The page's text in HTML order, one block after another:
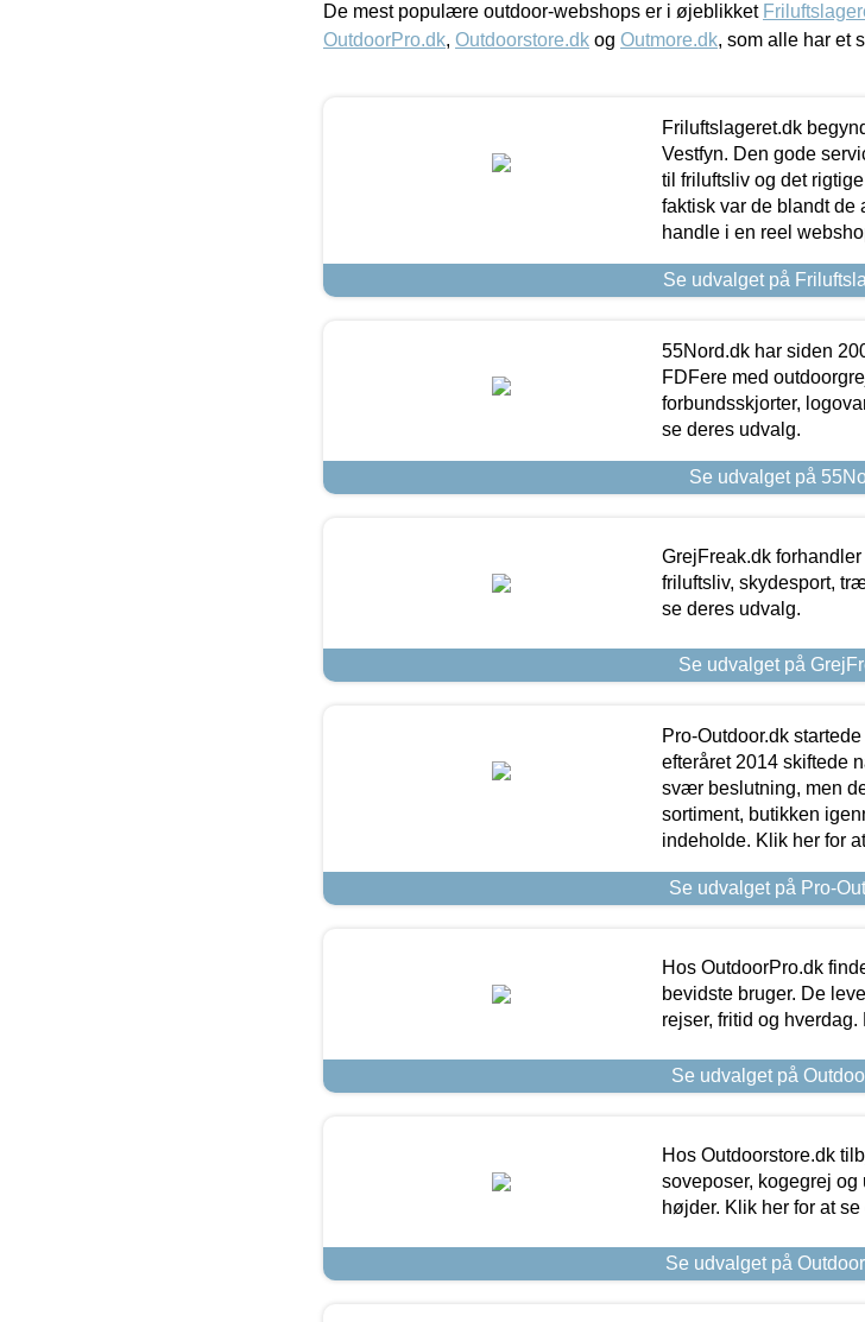
De mest populære outdoor-webshops er i øjeblikket
OutdoorPro.dk, Outdoorstore.dk og Outmore.dk, som alle har et
Friluftslageret.dk
Vestfyn. Den gode
til friluftsliv og det
faktisk var de blandt de
handle i en reel
Se udvalget på
55Nord.dk har siden
FDFere med
forbundsskjorter,
se deres udvalg.
Se udvalget på
GrejFreak.dk
friluftsliv, skydesport,
se deres udvalg.
Se udvalget på
Pro-Outdoor.dk
efteråret 2014 skiftede
svær beslutning, men
sortiment, butikken
indeholde. Klik her for
Se udvalget på Pro-
Hos OutdoorPro.dk
bevidste bruger. De
rejser, fritid og
Se udvalget på
Hos Outdoorstore.dk
soveposer, kogegrej
højder. Klik her for at
Se udvalget på